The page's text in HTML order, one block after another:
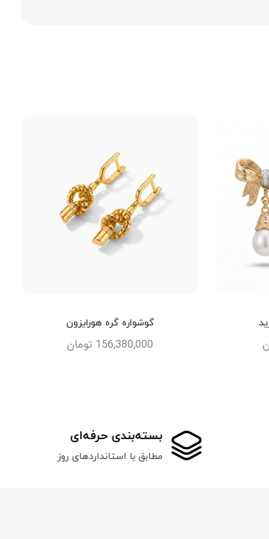
گوشواره گره هورایزون
156,380,000 تومان
بسته‌بندی حرفه‌ای
مطابق با استانداردهای روز